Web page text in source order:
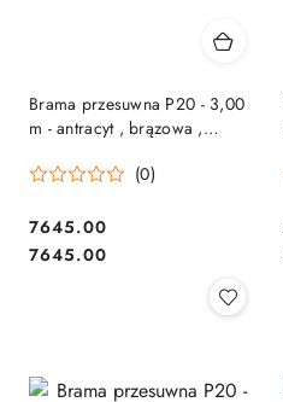
Brama przesuwna P20 - 3,00
m - antracyt , brązowa ,
(0)
Cena:
7645.00
Cena:
7645.00